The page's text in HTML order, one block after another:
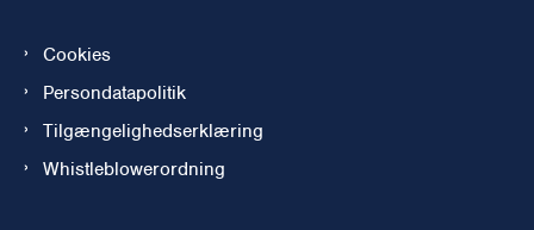
Cookies
Persondatapolitik
Tilgængelighedserklæring
Whistleblowerordning